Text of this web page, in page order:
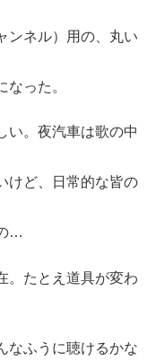
ンネル）用の、丸い
なった。
い。夜汽車は歌の中
けど、日常的な皆の
…
。たとえ道具が変わ
なふうに聴けるかな